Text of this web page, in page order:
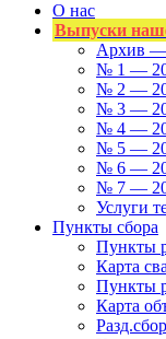
О нас
Выпуски
Архив —
№ 1 —
№ 2 —
№ 3 —
№ 4 —
№ 5 —
№ 6 —
№ 7 —
Услуги
Пункты сбора
Пункты
Карта
Пункты
Карта